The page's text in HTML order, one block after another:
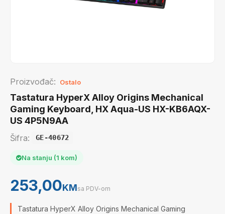
Proizvođač: Ostalo
Tastatura HyperX Alloy Origins Mechanical
Gaming Keyboard, HX Aqua-US HX-KB6AQX-
US 4P5N9AA
Šifra: GE-40672
Na stanju (1 kom)
253,00KMsa PDV-om
Tastatura HyperX Alloy Origins Mechanical Gaming